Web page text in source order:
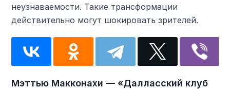
неузнаваемости. Такие трансформации
действительно могут шокировать зрителей.
Мэттью Макконахи — «Далласский клуб